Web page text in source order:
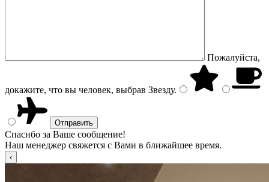
Пожалуйста,
докажите, что вы человек, выбрав Звезду.
Спасибо за Ваше сообщение!
Наш менеджер свяжется с Вами в ближайшее время.